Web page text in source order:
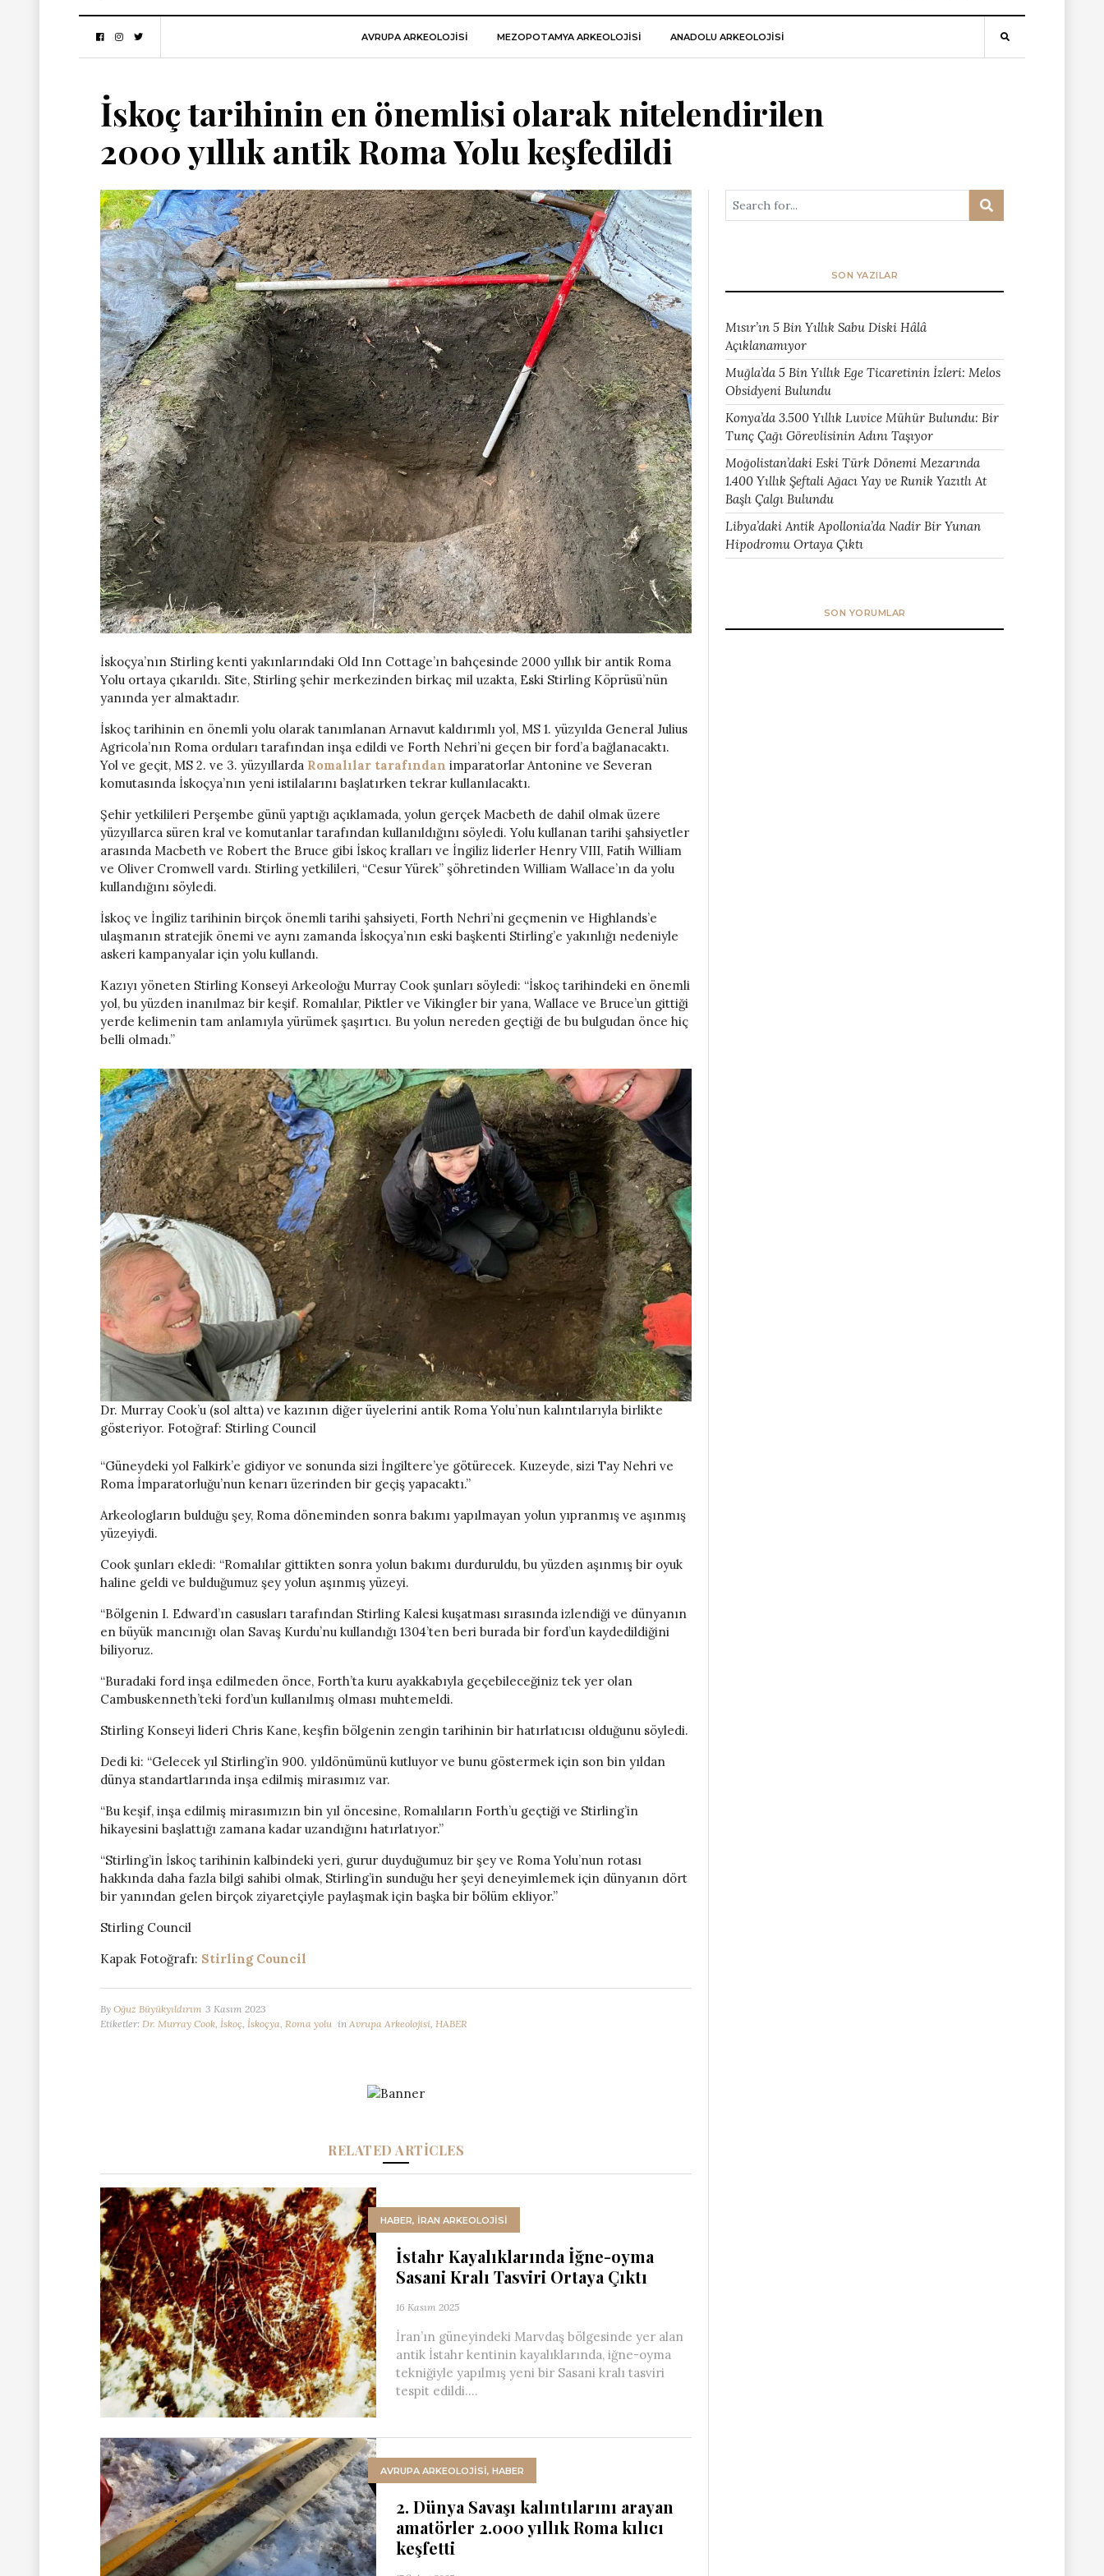
AVRUPA ARKEOLOJISI MEZOPOTAMYA ARKEOLOJISI ANADOLU ARKEOLOJİSİ
İskoç tarihinin en önemlisi olarak nitelendirilen
2000 yıllık antik Roma Yolu keşfedildi
İskoçya’nın Stirling kenti yakınlarındaki Old Inn Cottage’ın bahçesinde 2000 yıllık bir antik Roma
Yolu ortaya çıkarıldı. Site, Stirling şehir merkezinden birkaç mil uzakta, Eski Stirling Köprüsü’nün
yanında yer almaktadır.
İskoç tarihinin en önemli yolu olarak tanımlanan Arnavut kaldırımlı yol, MS 1. yüzyılda General Julius
Agricola’nın Roma orduları tarafından inşa edildi ve Forth Nehri’ni geçen bir ford’a bağlanacaktı.
Yol ve geçit, MS 2. ve 3. yüzyıllarda Romalılar tarafından imparatorlar Antonine ve Severan
komutasında İskoçya’nın yeni istilalarını başlatırken tekrar kullanılacaktı.
Şehir yetkilileri Perşembe günü yaptığı açıklamada, yolun gerçek Macbeth de dahil olmak üzere
yüzyıllarca süren kral ve komutanlar tarafından kullanıldığını söyledi. Yolu kullanan tarihi şahsiyetler
arasında Macbeth ve Robert the Bruce gibi İskoç kralları ve İngiliz liderler Henry VIII, Fatih William
ve Oliver Cromwell vardı. Stirling yetkilileri, “Cesur Yürek” şöhretinden William Wallace’ın da yolu
kullandığını söyledi.
İskoç ve İngiliz tarihinin birçok önemli tarihi şahsiyeti, Forth Nehri’ni geçmenin ve Highlands’e
ulaşmanın stratejik önemi ve aynı zamanda İskoçya’nın eski başkenti Stirling’e yakınlığı nedeniyle
askeri kampanyalar için yolu kullandı.
Kazıyı yöneten Stirling Konseyi Arkeoloğu Murray Cook şunları söyledi: “İskoç tarihindeki en önemli
yol, bu yüzden inanılmaz bir keşif. Romalılar, Piktler ve Vikingler bir yana, Wallace ve Bruce’un gittiği
yerde kelimenin tam anlamıyla yürümek şaşırtıcı. Bu yolun nereden geçtiği de bu bulgudan önce hiç
belli olmadı.”
Dr. Murray Cook’u (sol altta) ve kazının diğer üyelerini antik Roma Yolu’nun kalıntılarıyla birlikte
gösteriyor. Fotoğraf: Stirling Council
“Güneydeki yol Falkirk’e gidiyor ve sonunda sizi İngiltere’ye götürecek. Kuzeyde, sizi Tay Nehri ve
Roma İmparatorluğu’nun kenarı üzerinden bir geçiş yapacaktı.”
Arkeologların bulduğu şey, Roma döneminden sonra bakımı yapılmayan yolun yıpranmış ve aşınmış
yüzeyiydi.
Cook şunları ekledi: “Romalılar gittikten sonra yolun bakımı durduruldu, bu yüzden aşınmış bir oyuk
haline geldi ve bulduğumuz şey yolun aşınmış yüzeyi.
“Bölgenin I. Edward’ın casusları tarafından Stirling Kalesi kuşatması sırasında izlendiği ve dünyanın
en büyük mancınığı olan Savaş Kurdu’nu kullandığı 1304’ten beri burada bir ford’un kaydedildiğini
biliyoruz.
“Buradaki ford inşa edilmeden önce, Forth’ta kuru ayakkabıyla geçebileceğiniz tek yer olan
Cambuskenneth’teki ford’un kullanılmış olması muhtemeldi.
Stirling Konseyi lideri Chris Kane, keşfin bölgenin zengin tarihinin bir hatırlatıcısı olduğunu söyledi.
Dedi ki: “Gelecek yıl Stirling’in 900. yıldönümünü kutluyor ve bunu göstermek için son bin yıldan
dünya standartlarında inşa edilmiş mirasımız var.
“Bu keşif, inşa edilmiş mirasımızın bin yıl öncesine, Romalıların Forth’u geçtiği ve Stirling’in
hikayesini başlattığı zamana kadar uzandığını hatırlatıyor.”
“Stirling’in İskoç tarihinin kalbindeki yeri, gurur duyduğumuz bir şey ve Roma Yolu’nun rotası
hakkında daha fazla bilgi sahibi olmak, Stirling’in sunduğu her şeyi deneyimlemek için dünyanın dört
bir yanından gelen birçok ziyaretçiyle paylaşmak için başka bir bölüm ekliyor.”
Stirling Council
Kapak Fotoğrafı: Stirling Council
By Oğuz Büyükyıldırım 3 Kasım 2023
Etiketler: Dr. Murray Cook, İskoç, İskoçya, Roma yolu in Avrupa Arkeolojisi, HABER
RELATED ARTICLES
HABER, İRAN ARKEOLOJISI
İstahr Kayalıklarında İğne-oyma
Sasani Kralı Tasviri Ortaya Çıktı
16 Kasım 2025
İran’ın güneyindeki Marvdaş bölgesinde yer alan
antik İstahr kentinin kayalıklarında, iğne-oyma
tekniğiyle yapılmış yeni bir Sasani kralı tasviri
tespit edildi....
AVRUPA ARKEOLOJISI, HABER
2. Dünya Savaşı kalıntılarını arayan
amatörler 2.000 yıllık Roma kılıcı
keşfetti
SON YAZILAR
Mısır’ın 5 Bin Yıllık Sabu Diski Hâlâ
Açıklanamıyor
Muğla’da 5 Bin Yıllık Ege Ticaretinin İzleri: Melos
Obsidyeni Bulundu
Konya’da 3.500 Yıllık Luvice Mühür Bulundu: Bir
Tunç Çağı Görevlisinin Adını Taşıyor
Moğolistan’daki Eski Türk Dönemi Mezarında
1.400 Yıllık Şeftali Ağacı Yay ve Runik Yazıtlı At
Başlı Çalgı Bulundu
Libya’daki Antik Apollonia’da Nadir Bir Yunan
Hipodromu Ortaya Çıktı
SON YORUMLAR